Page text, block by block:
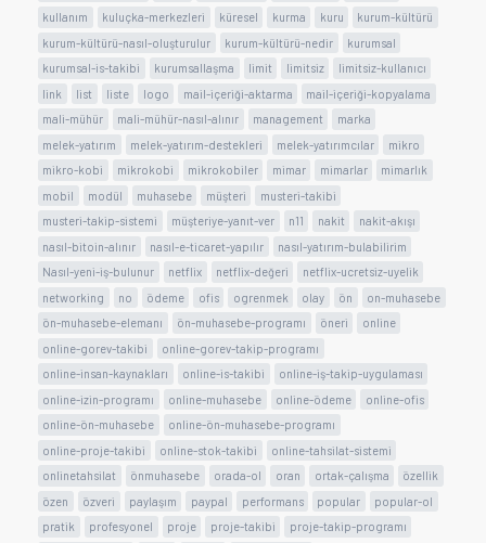
kullanım
kuluçka-merkezleri küresel kurma kuru
kurum-kültürü
kurum-kültürü-nasıl-oluşturulur
kurum-kültürü-nedir
kurumsal
kurumsal-is-takibi
kurumsallaşma limit limitsiz
limitsiz-kullanıcı
link
list liste logo mail-içeriği-aktarma
mail-içeriği-kopyalama
mali-mühür
mali-mühür-nasıl-alınır management
marka
melek-yatırım
melek-yatırım-destekleri melek-yatırımcılar
mikro
mikro-kobi
mikrokobi mikrokobiler mimar mimarlar
mimarlık
mobil
modül muhasebe müşteri
musteri-takibi
musteri-takip-sistemi
müşteriye-yanıt-ver n11 nakit
nakit-akışı
nasıl-bitoin-alınır
nasıl-e-ticaret-yapılır
nasıl-yatırım-bulabilirim
Nasıl-yeni-iş-bulunur
netflix netflix-değeri
netflix-ucretsiz-uyelik
networking
no ödeme ofis ogrenmek olay ön
on-muhasebe
ön-muhasebe-elemanı
ön-muhasebe-programı öneri
online
online-gorev-takibi
online-gorev-takip-programı
online-insan-kaynakları
online-is-takibi
online-iş-takip-uygulaması
online-izin-programı
online-muhasebe online-ödeme
online-ofis
online-ön-muhasebe
online-ön-muhasebe-programı
online-proje-takibi
online-stok-takibi
online-tahsilat-sistemi
onlinetahsilat
önmuhasebe orada-ol oran ortak-çalışma
özellik
özen
özveri paylaşım paypal performans popular
popular-ol
pratik
profesyonel proje proje-takibi
proje-takip-programı